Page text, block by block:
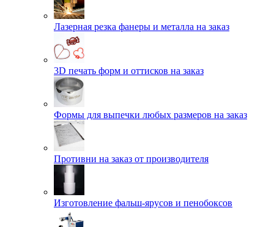
Лазерная резка фанеры и металла на заказ
3D печать форм и оттисков на заказ
Формы для выпечки любых размеров на заказ
Противни на заказ от производителя
Изготовление фальш-ярусов и пенобоксов